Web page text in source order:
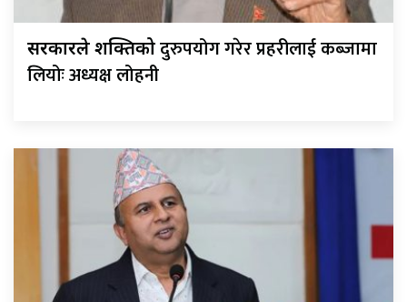
सरकारले शक्तिकोदुरुपयोग गरेर प्रहरीलाई कब्जामा
लियोः अध्यक्ष लोहनी